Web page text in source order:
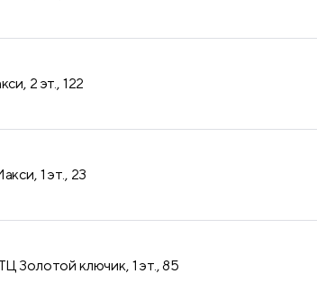
2 эт., 122
1 эт., 23
Золотой ключик, 1 эт., 85